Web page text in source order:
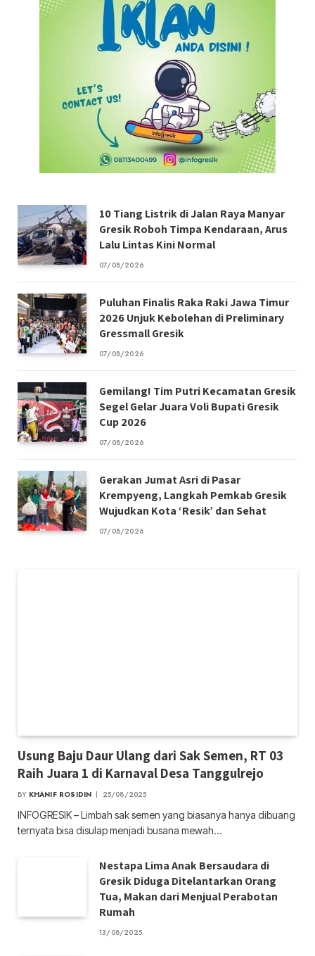
10 Tiang Listrik di Jalan Raya Manyar
Gresik Roboh Timpa Kendaraan, Arus
Lalu Lintas Kini Normal
07/08/2026
Puluhan Finalis Raka Raki Jawa Timur
2026 Unjuk Kebolehan di Preliminary
Gressmall Gresik
07/08/2026
Gemilang! Tim Putri Kecamatan Gresik
Segel Gelar Juara Voli Bupati Gresik
Cup 2026
07/08/2026
Gerakan Jumat Asri di Pasar
Krempyeng, Langkah Pemkab Gresik
Wujudkan Kota ‘Resik’ dan Sehat
07/08/2026
Usung Baju Daur Ulang dari Sak Semen, RT 03
Raih Juara 1 di Karnaval Desa Tanggulrejo
BY KHANIF ROSIDIN 25/08/2025
INFOGRESIK – Limbah sak semen yang biasanya hanya dibuang
ternyata bisa disulap menjadi busana mewah…
Nestapa Lima Anak Bersaudara di
Gresik Diduga Ditelantarkan Orang
Tua, Makan dari Menjual Perabotan
Rumah
13/08/2025